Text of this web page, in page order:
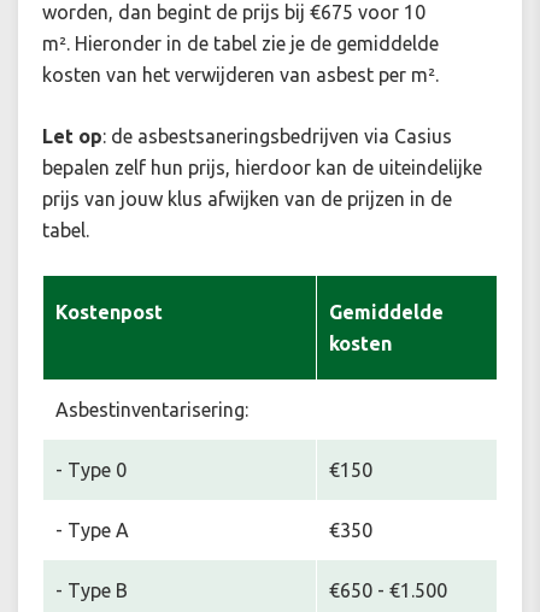
worden, dan begint de prijs bij €675 voor 10
m². Hieronder in de tabel zie je de gemiddelde
kosten van het verwijderen van asbest per m².
Let op: de asbestsaneringsbedrijven via Casius
bepalen zelf hun prijs, hierdoor kan de uiteindelijke
prijs van jouw klus afwijken van de prijzen in de
tabel.
Kostenpost
Gemiddelde
kosten
Asbestinventarisering:
- Type 0 €150
- Type A €350
- Type B €650 - €1.500